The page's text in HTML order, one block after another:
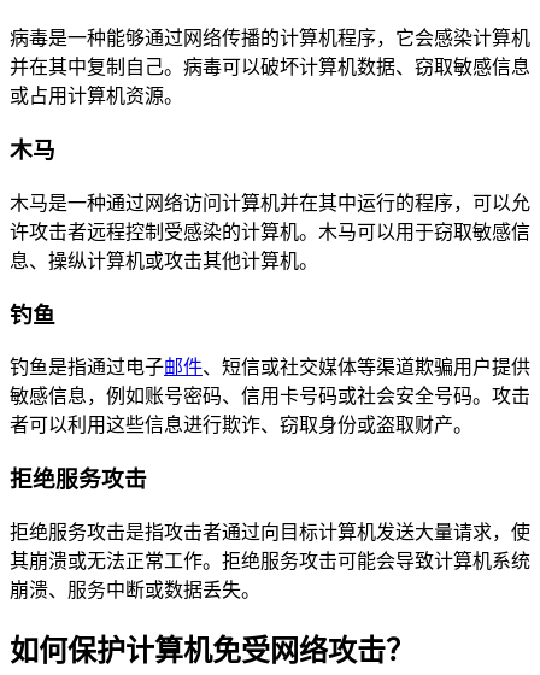
病毒是一种能够通过网络传播的计算机程序，它会感染计算机
并在其中复制自己。病毒可以破坏计算机数据、窃取敏感信息
或占用计算机资源。
木马
木马是一种通过网络访问计算机并在其中运行的程序，可以允
许攻击者远程控制受感染的计算机。木马可以用于窃取敏感信
息、操纵计算机或攻击其他计算机。
钓鱼
钓鱼是指通过电子邮件、短信或社交媒体等渠道欺骗用户提供
敏感信息，例如账号密码、信用卡号码或社会安全号码。攻击
者可以利用这些信息进行欺诈、窃取身份或盗取财产。
拒绝服务攻击
拒绝服务攻击是指攻击者通过向目标计算机发送大量请求，使
其崩溃或无法正常工作。拒绝服务攻击可能会导致计算机系统
崩溃、服务中断或数据丢失。
如何保护计算机免受网络攻击？